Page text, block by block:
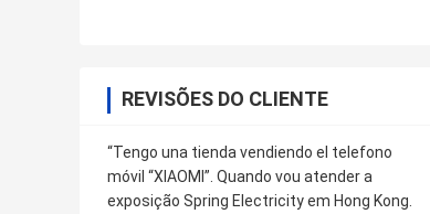
REVISÕES DO CLIENTE
“Tengo una tienda vendiendo el telefono
móvil “XIAOMI”. Quando vou atender a
exposição Spring Electricity em Hong Kong.